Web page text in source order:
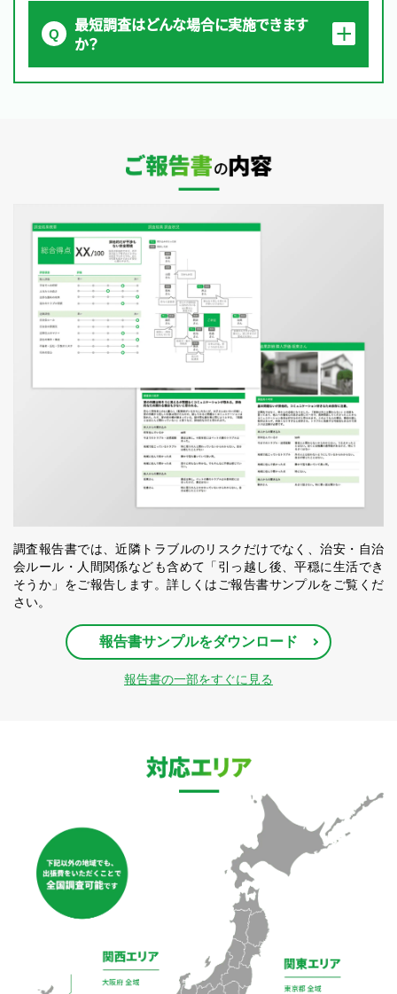
最短調査はどんな場合に実施できます
か？
ご報告書の内容
調査報告書では、近隣トラブルのリスクだけでなく、治安・自治
会ルール・人間関係なども含めて「引っ越し後、平穏に生活でき
そうか」をご報告します。詳しくはご報告書サンプルをご覧くだ
さい。
報告書サンプルをダウンロード
報告書の一部をすぐに見る
対応エリア